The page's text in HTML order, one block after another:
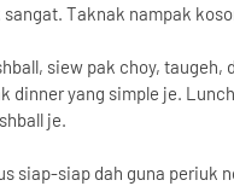
Taknak nampak
siew pak choy,
dinner yang simple je.
je.
siap-siap dah guna periuk